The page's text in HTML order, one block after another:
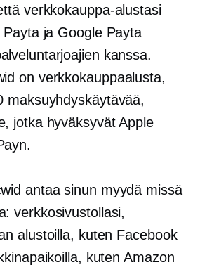
verkkokauppa-alustasi
ja Google Payta
kanssa.
on verkkokauppaalusta,
maksuyhdyskäytävää,
jotka hyväksyvät Apple
antaa sinun myydä missä
verkkosivustollasi,
alustoilla, kuten Facebook
kuten Amazon